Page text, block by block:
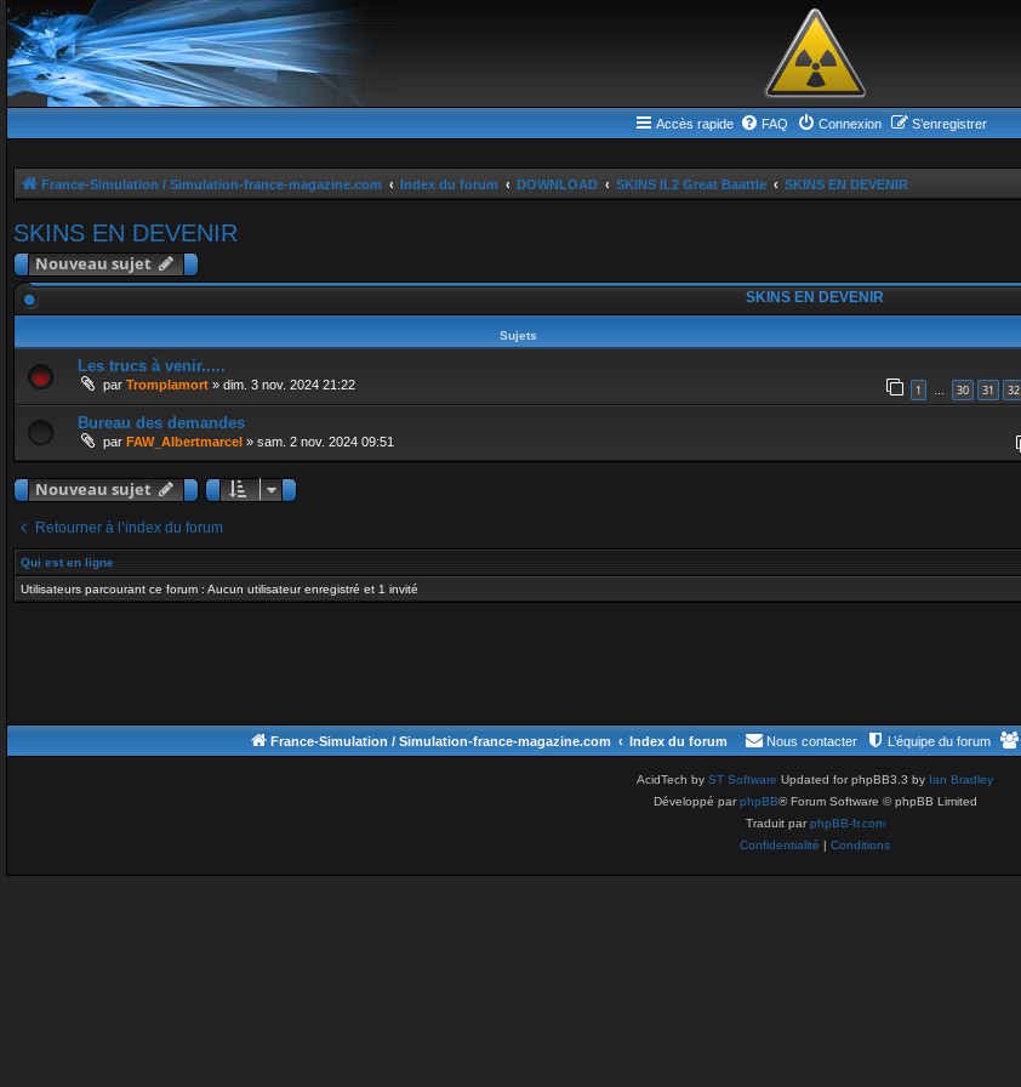
Accès rapide FAQ Connexion S’enregistrer
France-Simulation / Simulation-france-magazine.com Index du forum DOWNLOAD SKINS IL2 Great Baattle SKINS EN DEVENIR
SKINS EN DEVENIR
Nouveau sujet
SKINS EN DEVENIR
Sujets
Les trucs à venir.....
par Tromplamort » dim. 3 nov. 2024 21:22 1 … 30 31 32
Bureau des demandes
par FAW_Albertmarcel » sam. 2 nov. 2024 09:51
Nouveau sujet
Retourner à l’index du forum
Qui est en ligne
Utilisateurs parcourant ce forum : Aucun utilisateur enregistré et 1 invité
France-Simulation / Simulation-france-magazine.com Index du forum L’équipe du forum
Nous contacter
AcidTech by ST Software Updated for phpBB3.3 by Ian Bradley
Développé parphpBB® Forum Software © phpBB Limited
Traduit parphpBB-fr.com
Confidentialité | Conditions